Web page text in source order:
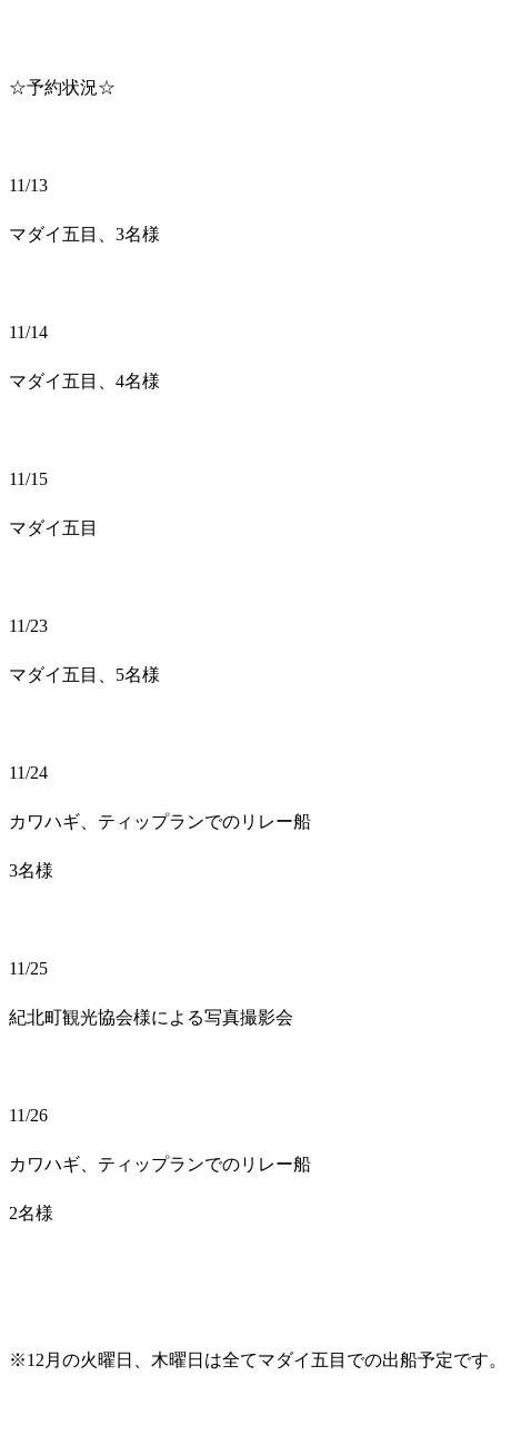
☆予約状況☆
11/13
マダイ五目、3名様
11/14
マダイ五目、4名様
11/15
マダイ五目
11/23
マダイ五目、5名様
11/24
カワハギ、ティップランでのリレー船
3名様
11/25
紀北町観光協会様による写真撮影会
11/26
カワハギ、ティップランでのリレー船
2名様
※12月の火曜日、木曜日は全てマダイ五目での出船予定です。